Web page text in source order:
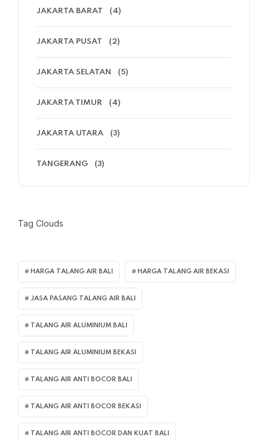
JAKARTA BARAT (4)
JAKARTA PUSAT (2)
JAKARTA SELATAN (5)
JAKARTA TIMUR (4)
JAKARTA UTARA (3)
TANGERANG (3)
Tag Clouds
HARGA TALANG AIR BALI HARGA TALANG AIR BEKASI
JASA PASANG TALANG AIR BALI
TALANG AIR ALUMINIUM BALI
TALANG AIR ALUMINIUM BEKASI
TALANG AIR ANTI BOCOR BALI
TALANG AIR ANTI BOCOR BEKASI
TALANG AIR ANTI BOCOR DAN KUAT BALI